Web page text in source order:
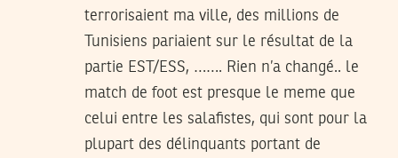
terrorisaient ma ville, des millions de
Tunisiens pariaient sur le résultat de la
partie EST/ESS, ……. Rien n’a changé.. le
match de foot est presque le meme que
celui entre les salafistes, qui sont pour la
plupart des délinquants portant de